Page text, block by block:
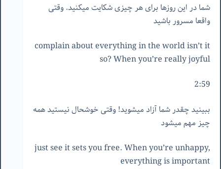
شما در این روزها برای هر چیزی شکایت میکنید. وقتی
واقعا مسرور باشید
complain about everything in the world isn’t it
so? When you’re really joyful
2:59
ببینید چقدر شما آزاد میشوید! وقتی خوشحال نیستید همه
چیز مهم میشود
just see it sets you free. When you’re unhappy,
everything is important